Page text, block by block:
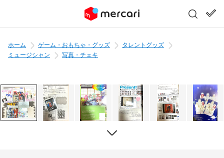
ホーム ゲーム・おもちゃ・グッズ
タレントグッズ
ミュージシャン
写真・チェキ